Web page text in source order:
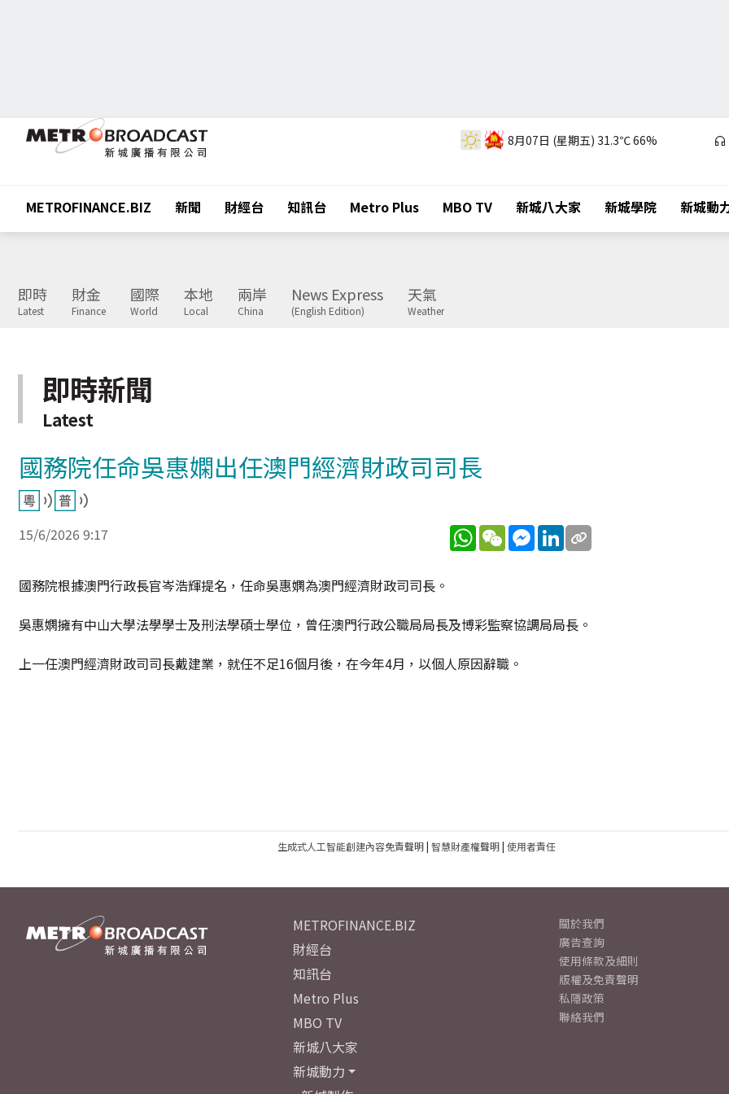
8月07日 (星期五) 31.3℃66%
METROFINANCE.BIZ 新聞 財經台 知訊台 Metro Plus MBO TV 新城八大家 新城學院 新城動
即時
Latest
財金
Finance
國際
World
本地
Local
兩岸
China
News Express
(English Edition)
天氣
Weather
即時新聞
Latest
國務院任命吳惠嫻出任澳門經濟財政司司長
15/6/2026 9:17 WhatsApp
WeChatMessenger
LinkedIn
國務院根據澳門行政長官岑浩輝提名，任命吳惠嫻為澳門經濟財政司司長。
吳惠嫻擁有中山大學法學學士及刑法學碩士學位，曾任澳門行政公職局局長及博彩監察協調局局長。
上一任澳門經濟財政司司長戴建業，就任不足16個月後，在今年4月，以個人原因辭職。
生成式人工智能創建內容免責聲明| 智慧財產權聲明| 使用者責任
METROFINANCE.BIZ
財經台
知訊台
Metro Plus
MBO TV
新城八大家
新城動力
關於我們
廣告查詢
使用條款及細則
版權及免責聲明
私隱政策
聯絡我們